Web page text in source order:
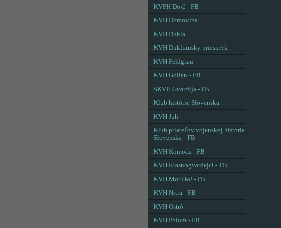
KVPH Dojč - FB
KVH Domovina
KVH Dukla
KVH Dukliansky priesmyk
KVH Feldgrau
KVH Golian - FB
SKVH Gvardija - FB
Klub histórie Slovenska
KVH Juh
Klub priateľov vojenskej histórie
Slovenska - FB
KVH Komoča - FB
KVH Krasnogvardejci - FB
KVH Mor Ho! - FB
KVH Nitra - FB
KVH Ostrô
KVH Polom - FB